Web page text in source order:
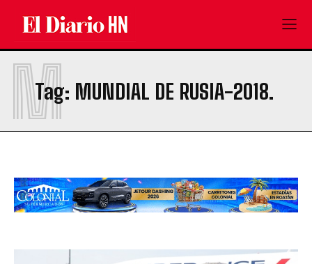
Tag: MUNDIAL DE RUSIA-2018.
M